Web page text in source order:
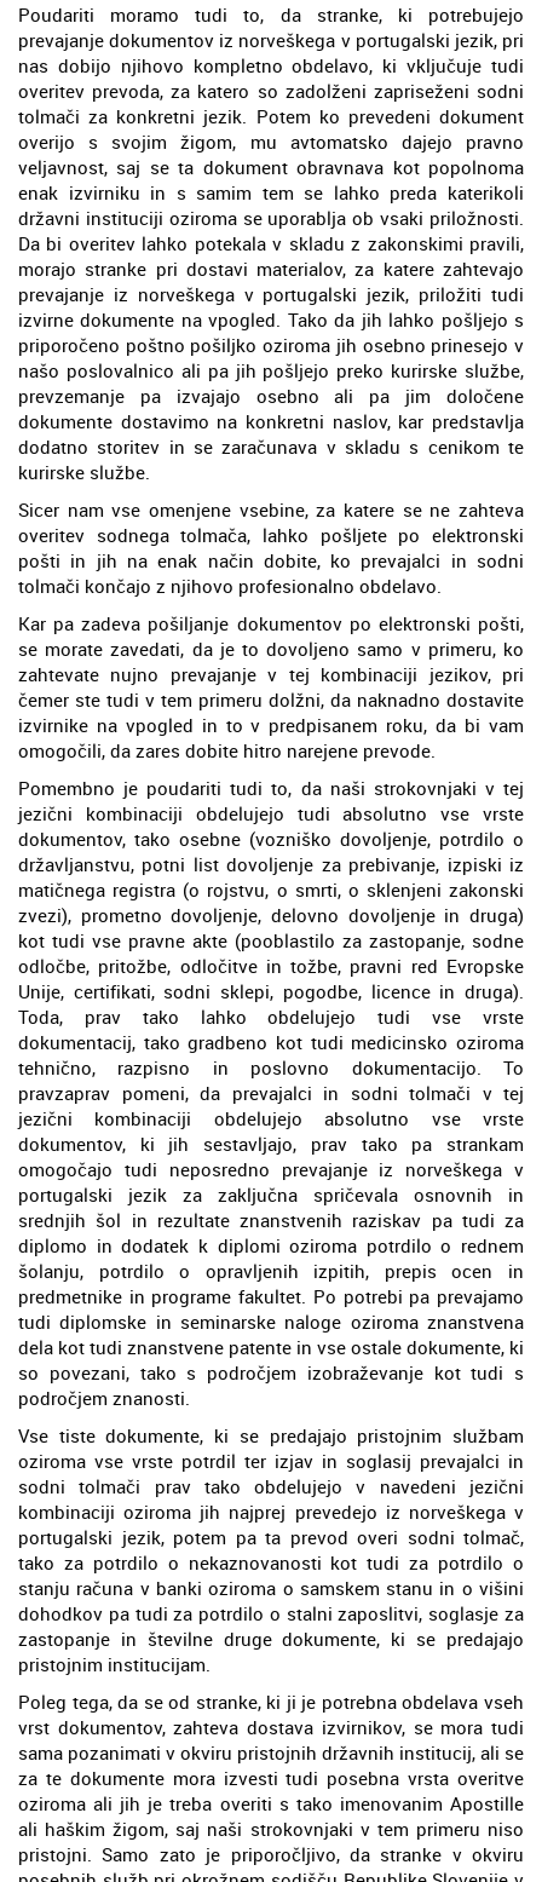
Poudariti moramo tudi to, da stranke, ki potrebujejo
prevajanje dokumentov iz norveškega v portugalski jezik, pri
nas dobijo njihovo kompletno obdelavo, ki vključuje tudi
overitev prevoda, za katero so zadolženi zapriseženi sodni
tolmači za konkretni jezik. Potem ko prevedeni dokument
overijo s svojim žigom, mu avtomatsko dajejo pravno
veljavnost, saj se ta dokument obravnava kot popolnoma
enak izvirniku in s samim tem se lahko preda katerikoli
državni instituciji oziroma se uporablja ob vsaki priložnosti.
Da bi overitev lahko potekala v skladu z zakonskimi pravili,
morajo stranke pri dostavi materialov, za katere zahtevajo
prevajanje iz norveškega v portugalski jezik, priložiti tudi
izvirne dokumente na vpogled. Tako da jih lahko pošljejo s
priporočeno poštno pošiljko oziroma jih osebno prinesejo v
našo poslovalnico ali pa jih pošljejo preko kurirske službe,
prevzemanje pa izvajajo osebno ali pa jim določene
dokumente dostavimo na konkretni naslov, kar predstavlja
dodatno storitev in se zaračunava v skladu s cenikom te
kurirske službe.
Sicer nam vse omenjene vsebine, za katere se ne zahteva
overitev sodnega tolmača, lahko pošljete po elektronski
pošti in jih na enak način dobite, ko prevajalci in sodni
tolmači končajo z njihovo profesionalno obdelavo.
Kar pa zadeva pošiljanje dokumentov po elektronski pošti,
se morate zavedati, da je to dovoljeno samo v primeru, ko
zahtevate nujno prevajanje v tej kombinaciji jezikov, pri
čemer ste tudi v tem primeru dolžni, da naknadno dostavite
izvirnike na vpogled in to v predpisanem roku, da bi vam
omogočili, da zares dobite hitro narejene prevode.
Pomembno je poudariti tudi to, da naši strokovnjaki v tej
jezični kombinaciji obdelujejo tudi absolutno vse vrste
dokumentov, tako osebne (vozniško dovoljenje, potrdilo o
državljanstvu, potni list dovoljenje za prebivanje, izpiski iz
matičnega registra (o rojstvu, o smrti, o sklenjeni zakonski
zvezi), prometno dovoljenje, delovno dovoljenje in druga)
kot tudi vse pravne akte (pooblastilo za zastopanje, sodne
odločbe, pritožbe, odločitve in tožbe, pravni red Evropske
Unije, certifikati, sodni sklepi, pogodbe, licence in druga).
Toda, prav tako lahko obdelujejo tudi vse vrste
dokumentacij, tako gradbeno kot tudi medicinsko oziroma
tehnično, razpisno in poslovno dokumentacijo. To
pravzaprav pomeni, da prevajalci in sodni tolmači v tej
jezični kombinaciji obdelujejo absolutno vse vrste
dokumentov, ki jih sestavljajo, prav tako pa strankam
omogočajo tudi neposredno prevajanje iz norveškega v
portugalski jezik za zaključna spričevala osnovnih in
srednjih šol in rezultate znanstvenih raziskav pa tudi za
diplomo in dodatek k diplomi oziroma potrdilo o rednem
šolanju, potrdilo o opravljenih izpitih, prepis ocen in
predmetnike in programe fakultet. Po potrebi pa prevajamo
tudi diplomske in seminarske naloge oziroma znanstvena
dela kot tudi znanstvene patente in vse ostale dokumente, ki
so povezani, tako s področjem izobraževanje kot tudi s
področjem znanosti.
Vse tiste dokumente, ki se predajajo pristojnim službam
oziroma vse vrste potrdil ter izjav in soglasij prevajalci in
sodni tolmači prav tako obdelujejo v navedeni jezični
kombinaciji oziroma jih najprej prevedejo iz norveškega v
portugalski jezik, potem pa ta prevod overi sodni tolmač,
tako za potrdilo o nekaznovanosti kot tudi za potrdilo o
stanju računa v banki oziroma o samskem stanu in o višini
dohodkov pa tudi za potrdilo o stalni zaposlitvi, soglasje za
zastopanje in številne druge dokumente, ki se predajajo
pristojnim institucijam.
Poleg tega, da se od stranke, ki ji je potrebna obdelava vseh
vrst dokumentov, zahteva dostava izvirnikov, se mora tudi
sama pozanimati v okviru pristojnih državnih institucij, ali se
za te dokumente mora izvesti tudi posebna vrsta overitve
oziroma ali jih je treba overiti s tako imenovanim Apostille
ali haškim žigom, saj naši strokovnjaki v tem primeru niso
pristojni. Samo zato je priporočljivo, da stranke v okviru